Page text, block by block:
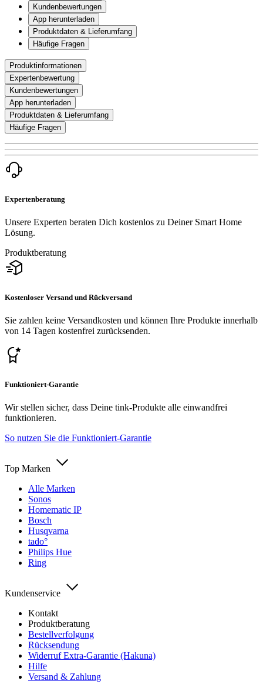
Kundenbewertungen
App herunterladen
Produktdaten & Lieferumfang
Häufige Fragen
Produktinformationen
Expertenbewertung
Kundenbewertungen
App herunterladen
Produktdaten & Lieferumfang
Häufige Fragen
Expertenberatung
Unsere Experten beraten Dich kostenlos zu Deiner Smart Home
Lösung.
Produktberatung
Kostenloser Versand und Rückversand
Sie zahlen keine Versandkosten und können Ihre Produkte innerhalb
von 14 Tagen kostenfrei zurücksenden.
Funktioniert-Garantie
Wir stellen sicher, dass Deine tink-Produkte alle einwandfrei
funktionieren.
So nutzen Sie die Funktioniert-Garantie
Top Marken
Alle Marken
Sonos
Homematic IP
Bosch
Husqvarna
tado°
Philips Hue
Ring
Kundenservice
Kontakt
Produktberatung
Bestellverfolgung
Rücksendung
Widerruf Extra-Garantie (Hakuna)
Hilfe
Versand & Zahlung